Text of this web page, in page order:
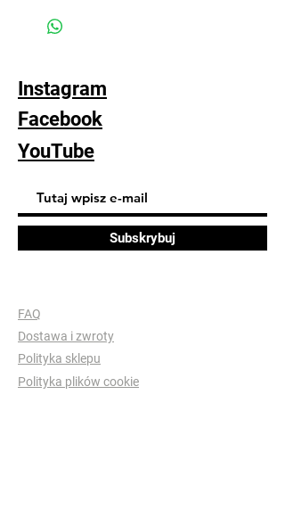
Instagram
Facebook
YouTube
Subskrybuj
FAQ
Dostawa i zwroty
Polityka sklepu
Polityka plików cookie